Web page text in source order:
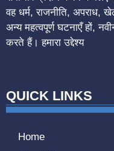
वह धर्म, राजनीति, अपराध,
अन्य महत्वपूर्ण घटनाएँ हों,
करते हैं। हमारा उद्देश्य
QUICK LINKS
Home